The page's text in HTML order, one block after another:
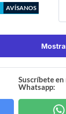
AVÍSANOS
Suscríbete
Whatsapp: